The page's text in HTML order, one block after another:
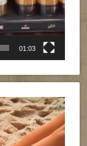
01:03